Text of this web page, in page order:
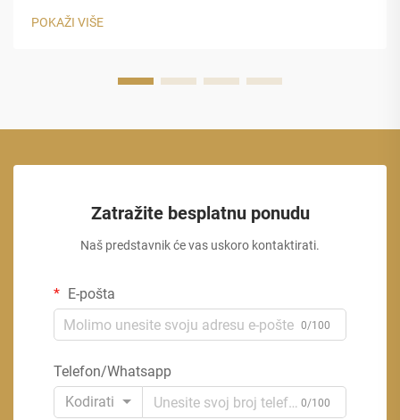
veliku ugostiteljsku tvrtku, šalica koju izaberete bit će...
POKAŽI VIŠE
Zatražite besplatnu ponudu
Naš predstavnik će vas uskoro kontaktirati.
E-pošta
0/100
Telefon/Whatsapp
Kodirati
0/100